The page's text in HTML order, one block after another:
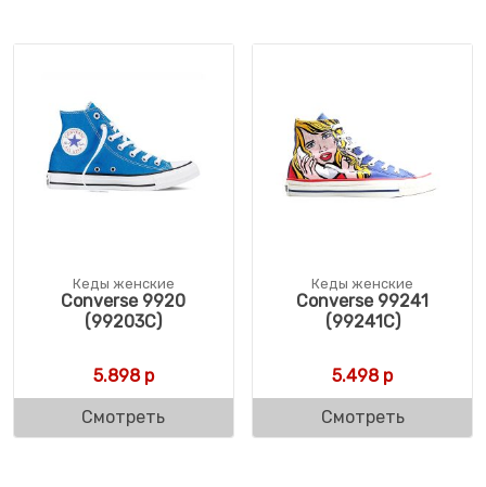
Кеды женские
Converse 9920
(99203C)
5.898р
Смотреть
Кеды женские
Converse 99241
(99241C)
5.498р
Смотреть